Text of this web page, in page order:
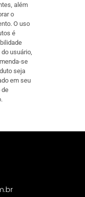
além
o
O uso
é
usuário,
se
seja
em seu
de